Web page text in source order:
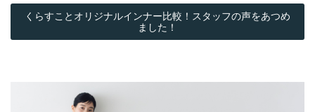
くらすことオリジナルインナー比較！スタッフの声をあつめ
ました！